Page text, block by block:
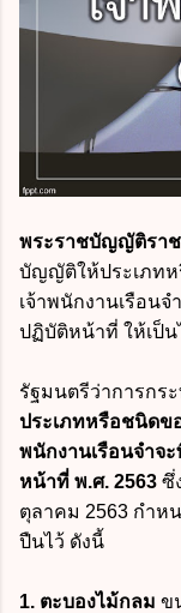
พระราชบัญญัติรา
บัญญัติให้ประเภท
เจ้าพนักงานเรือน
ปฏิบัติหน้าที่ ให้เป็
รัฐมนตรีว่าการกร
ประเภทหรือชนิดข
พนักงานเรือนจำจ
หน้าที่ พ.ศ. 2563 ซึ่
ตุลาคม 2563 กำห
ปืนไว้ ดังนี้
1. ตะบองไม้กลม ข